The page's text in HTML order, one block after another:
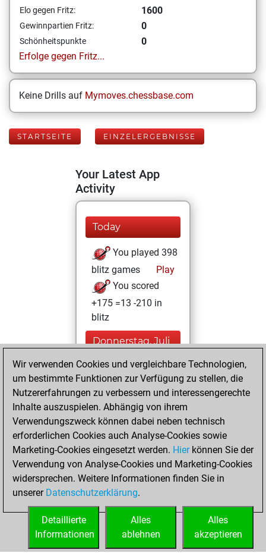
Elo gegen Fritz: 1600
Gewinnpartien Fritz: 0
Schönheitspunkte
0
Erfolge gegen Fritz...
Keine Drills auf Mymoves.chessbase.com
STARTSEITE EINZELERGEBNISSE
Your Latest App
Activity
Today
You played 398
blitz games
Play
You scored
+175 =13 -210 in
blitz
Donnerstag, Juli
You played 2
bullet games
Play
You scored +1
=0 -1 in bullet
Sonntag, Januar
28, 2024
You created
your Fritz account
Wir verwenden Cookies und vergleichbare Technologien,
um bestimmte Funktionen zur Verfügung zu stellen, die
Nutzererfahrungen zu verbessern und interessengerechte
Inhalte auszuspielen. Abhängig von ihrem
Verwendungszweck können dabei neben technisch
erforderlichen Cookies auch Analyse-Cookies sowie
Marketing-Cookies eingesetzt werden. Hierkönnen Sie der
Verwendung von Analyse-Cookies und Marketing-Cookies
widersprechen. Weitere Informationen finden Sie in
unserer Datenschutzerklärung.
Alles
akzeptieren
Alles
ablehnen
Detaillierte
Informationen